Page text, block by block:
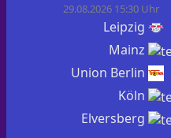
29.08.2026 15:30 Uhr
Leipzig
Mainz
Union Berlin
Köln
Elversberg